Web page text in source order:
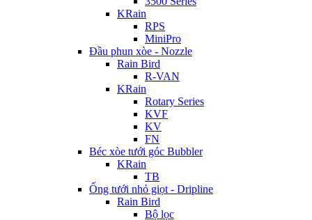
KRain
RPS
MiniPro
Đầu phun xòe - Nozzle
Rain Bird
R-VAN
KRain
Rotary Series
KVF
KV
FN
Béc xòe tưới góc Bubbler
KRain
TB
Ống tưới nhỏ giọt - Dripline
Rain Bird
Bộ lọc